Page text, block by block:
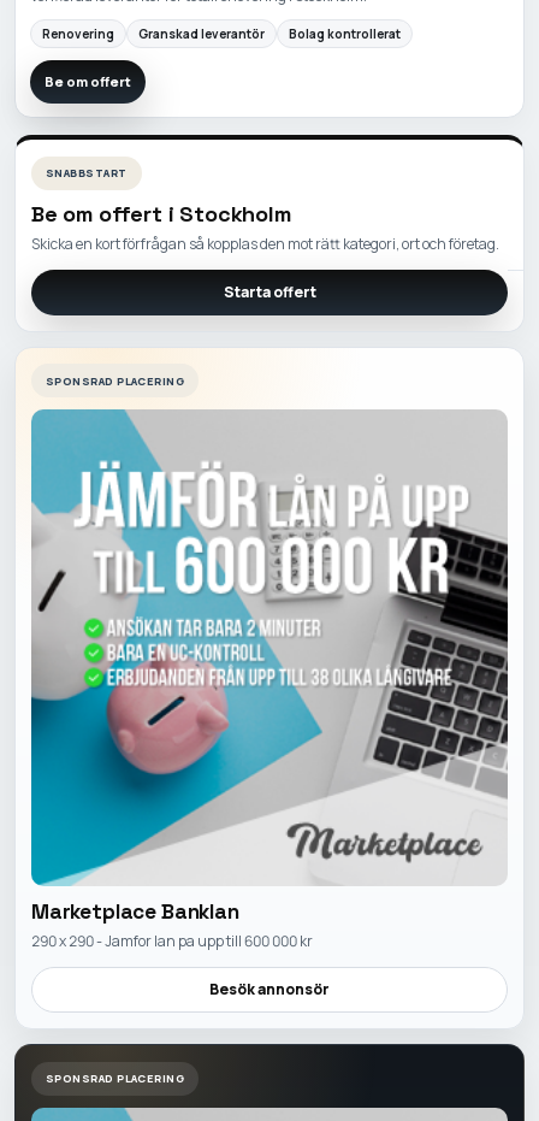
Renovering Granskad leverantör Bolag kontrollerat
Be om offert
SNABBSTART
Be om offert i Stockholm
Skicka en kort förfrågan så kopplas den mot rätt kategori, ort och företag.
Starta offert
SPONSRAD PLACERING
Marketplace Banklan
290 x 290 - Jamfor lan pa upp till 600 000 kr
Besök annonsör
SPONSRAD PLACERING